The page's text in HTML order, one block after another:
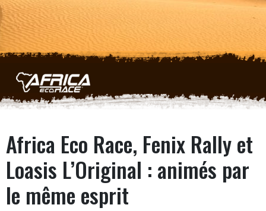
Aller au contenu principal
Africa Eco Race, Fenix Rally et
Loasis L’Original : animés par
le même esprit